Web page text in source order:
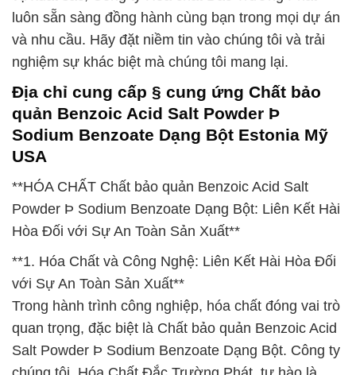
luôn sẵn sàng đồng hành cùng bạn trong mọi dự án
và nhu cầu. Hãy đặt niềm tin vào chúng tôi và trải
nghiệm sự khác biệt mà chúng tôi mang lại.
Địa chỉ cung cấp § cung ứng Chất bảo
quản Benzoic Acid Salt Powder Þ
Sodium Benzoate Dạng Bột Estonia Mỹ
USA
**HÓA CHẤT Chất bảo quản Benzoic Acid Salt
Powder Þ Sodium Benzoate Dạng Bột: Liên Kết Hài
Hòa Đối với Sự An Toàn Sản Xuất**
**1. Hóa Chất và Công Nghệ: Liên Kết Hài Hòa Đối
với Sự An Toàn Sản Xuất**
Trong hành trình công nghiệp, hóa chất đóng vai trò
quan trọng, đặc biệt là Chất bảo quản Benzoic Acid
Salt Powder Þ Sodium Benzoate Dạng Bột. Công ty